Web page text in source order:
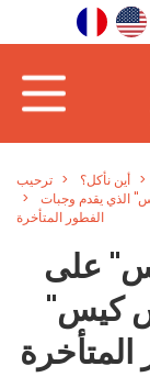
ترحيب أين نأكل؟
الذي يقدم وجبات
الفطور المتأخرة
على
كيس"